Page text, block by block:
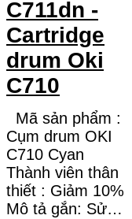
C711dn -
Cartridge
drum Oki
C710
Mã sản phẩm :
Cụm drum OKI
C710 Cyan
Thành viên thân
thiết : Giảm 10%
Mô tả gắn: Sử…